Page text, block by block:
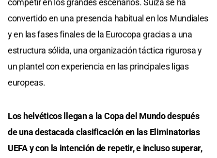
competir en los grandes escenarios. Suiza se ha
convertido en una presencia habitual en los Mundiales
y en las fases finales de la Eurocopa gracias a una
estructura sólida, una organización táctica rigurosa y
un plantel con experiencia en las principales ligas
europeas.
Los helvéticos llegan a la Copa del Mundo después
de una destacada clasificación en las Eliminatorias
UEFA y con la intención de repetir, e incluso superar,